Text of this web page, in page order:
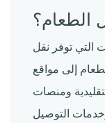
الطعام؟
التي توفر نقل
إلى مواقع
ومنصات
التوصيل